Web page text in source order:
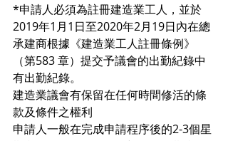
*申請人必須為註冊建造業工人，並於
2019年1月1日至2020年2月19日內在總
承建商根據《建造業工人註冊條例》
（第583 章）提交予議會的出勤紀錄中
有出勤紀錄。
建造業議會有保留在任何時間修活的條
款及條件之權利
申請人一般在完成申請程序後的2-3個星